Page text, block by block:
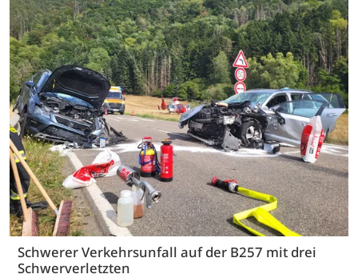
Schwerer Verkehrsunfall auf der B257 mit drei
Schwerverletzten